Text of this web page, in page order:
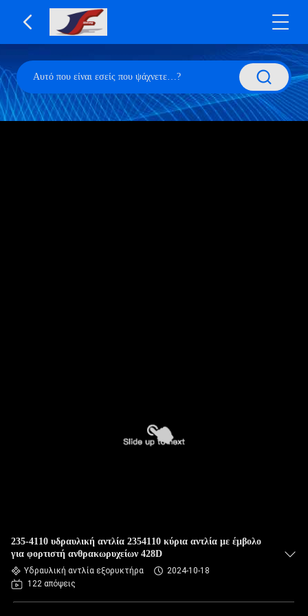
235-4110 υδραυλική αντλία 2354110 κύρια αντλία με έμβολο
για φορτιστή ανθρακωρυχείων 428D
Υδραυλική αντλία εξορυκτήρα
2024-10-18
122 απόψεις